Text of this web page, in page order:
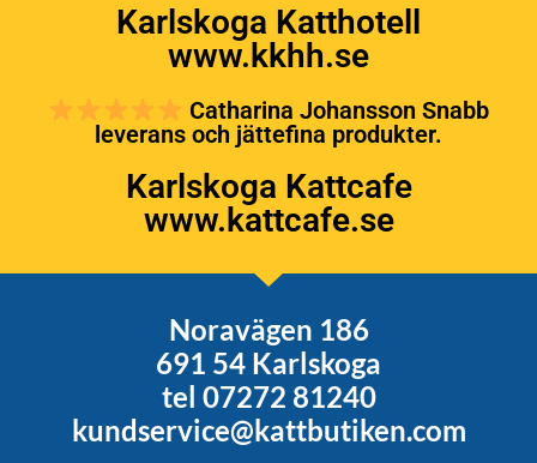
Karlskoga Katthotell
www.kkhh.se
Catharina Johansson Snabb
leverans och jättefina produkter.
Karlskoga Kattcafe
www.kattcafe.se
Noravägen 186
691 54 Karlskoga
tel 07272 81240
kundservice@kattbutiken.com